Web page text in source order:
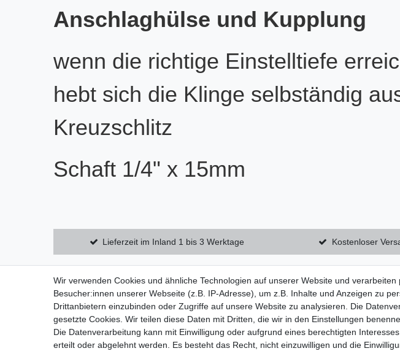
Anschlaghülse und Kupplung
wenn die richtige Einstelltiefe
hebt sich die Klinge selbständig
Kreuzschlitz
Schaft 1/4" x 15mm
Lieferzeit im Inland 1 bis 3 Werktage Kostenloser
Widerrufsrecht
Widerrufsformular
Datenschutzerklärung
AGB
Impressum
Wir verwenden Cookies und ähnliche Technologien auf unserer Website und
Besucher:innen unserer Webseite (z.B. IP-Adresse), um z.B. Inhalte und Anzeigen zu
Drittanbietern einzubinden oder Zugriffe auf unsere Website zu analysieren. Die
gesetzte Cookies. Wir teilen diese Daten mit Dritten, die wir in den Einstellungen
Die Datenverarbeitung kann mit Einwilligung oder aufgrund eines berechtigten
erteilt oder abgelehnt werden. Es besteht das Recht, nicht einzuwilligen und die